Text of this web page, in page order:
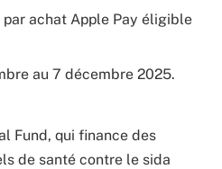
achat Apple Pay éligible
au 7 décembre 2025.
Fund, qui finance des
de santé contre le sida